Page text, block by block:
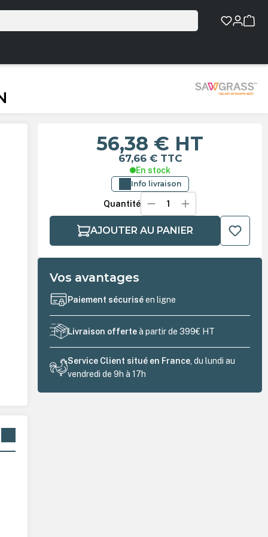
56,38 € HT
67,66 € TTC
En stock
Info livraison
Quantité
AJOUTER AU PANIER
Vos avantages
Paiement sécuriséen ligne
Livraison offerteà partir de 399€ HT
Service Client situé en France , du lundi au
vendredi de 9h à 17h